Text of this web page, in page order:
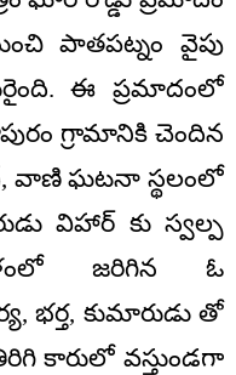
పాతపట్నం వైపు
ఈ ప్రమాదంలో
గ్రామానికి చెందిన
వాణి ఘటనా స్థలంలో
విహార్ కు స్వల్ప
జరిగిన ఓ
భర్త, కుమారుడు తో
కారులో వస్తుండగా